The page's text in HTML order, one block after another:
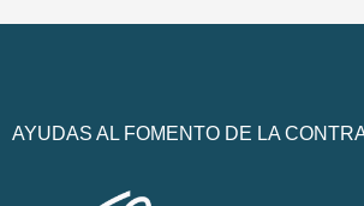
AYUDAS AL FOMENTO DE LA